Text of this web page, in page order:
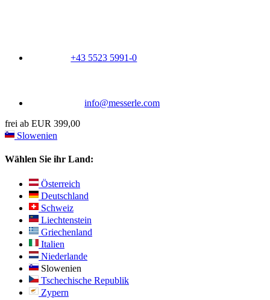
+43 5523 5991-0
info@messerle.com
frei ab EUR 399,00
Slowenien
Wählen Sie ihr Land:
Österreich
Deutschland
Schweiz
Liechtenstein
Griechenland
Italien
Niederlande
Slowenien
Tschechische Republik
Zypern